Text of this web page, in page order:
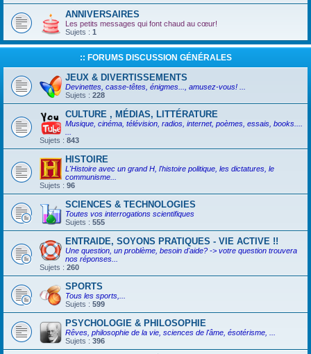
ANNIVERSAIRES
Les petits messages qui font chaud au cœur!
Sujets : 1
:: FORUMS DISCUSSION GÉNÉRALES
JEUX & DIVERTISSEMENTS
Devinettes, casse-têtes, énigmes..., amusez-vous! ...
Sujets : 228
CULTURE , MÉDIAS, LITTÉRATURE
Musique, cinéma, télévision, radios, internet, poèmes, essais, books....
Sujets : 843
HISTOIRE
L'Histoire avec un grand H, l'histoire politique, les dictatures, le
communisme...
Sujets : 96
SCIENCES & TECHNOLOGIES
Toutes vos interrogations scientifiques
Sujets : 555
ENTRAIDE, SOYONS PRATIQUES - VIE ACTIVE !!
Une question, un problème, besoin d'aide? -> votre question trouvera
nos réponses...
Sujets : 260
SPORTS
Tous les sports,...
Sujets : 599
PSYCHOLOGIE & PHILOSOPHIE
Rêves, philosophie de la vie, sciences de l'âme, ésotérisme, ...
Sujets : 396